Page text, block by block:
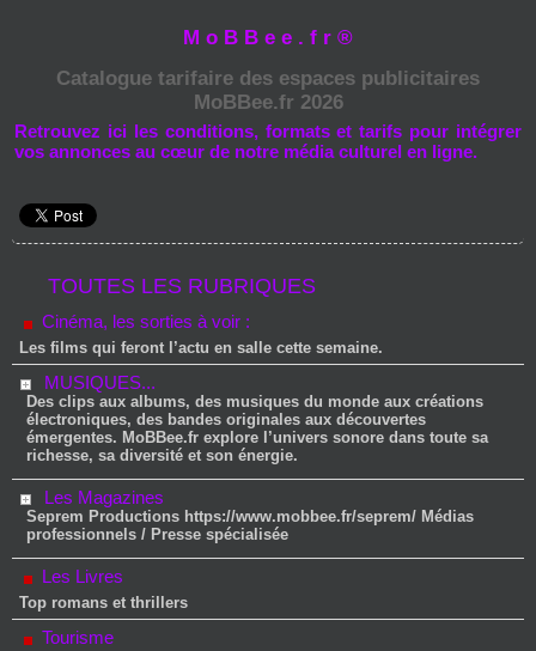
M o B B e e . f r ®
Catalogue tarifaire des espaces publicitaires
MoBBee.fr 2026
Retrouvez ici les conditions, formats et tarifs pour intégrer
vos annonces au cœur de notre média culturel en ligne.
TOUTES LES RUBRIQUES
Cinéma, les sorties à voir :
Les films qui feront l’actu en salle cette semaine.
MUSIQUES...
Des clips aux albums, des musiques du monde aux créations
électroniques, des bandes originales aux découvertes
émergentes. MoBBee.fr explore l’univers sonore dans toute sa
richesse, sa diversité et son énergie.
Les Magazines
Seprem Productions https://www.mobbee.fr/seprem/ Médias
professionnels / Presse spécialisée
Les Livres
Top romans et thrillers
Tourisme